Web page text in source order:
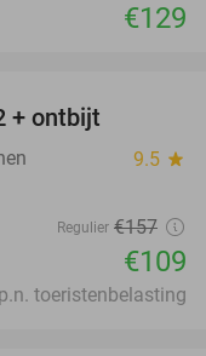
€129
+ ontbijt
9.5 star
Regulier €157
€109
toeristenbelasting